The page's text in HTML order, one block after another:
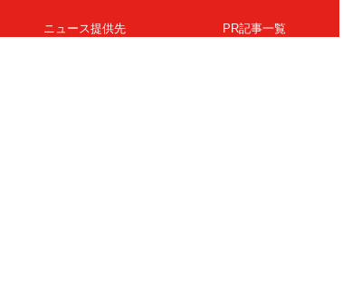
ニュース提供先 PR記事一覧